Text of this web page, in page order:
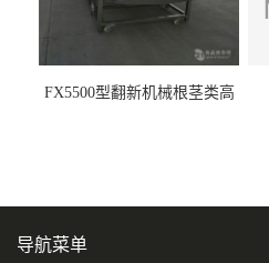
FX5500型翻新机械根茎类高
导航菜单